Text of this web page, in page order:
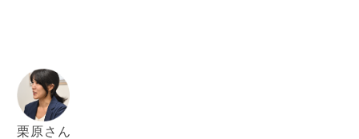
栗原さん